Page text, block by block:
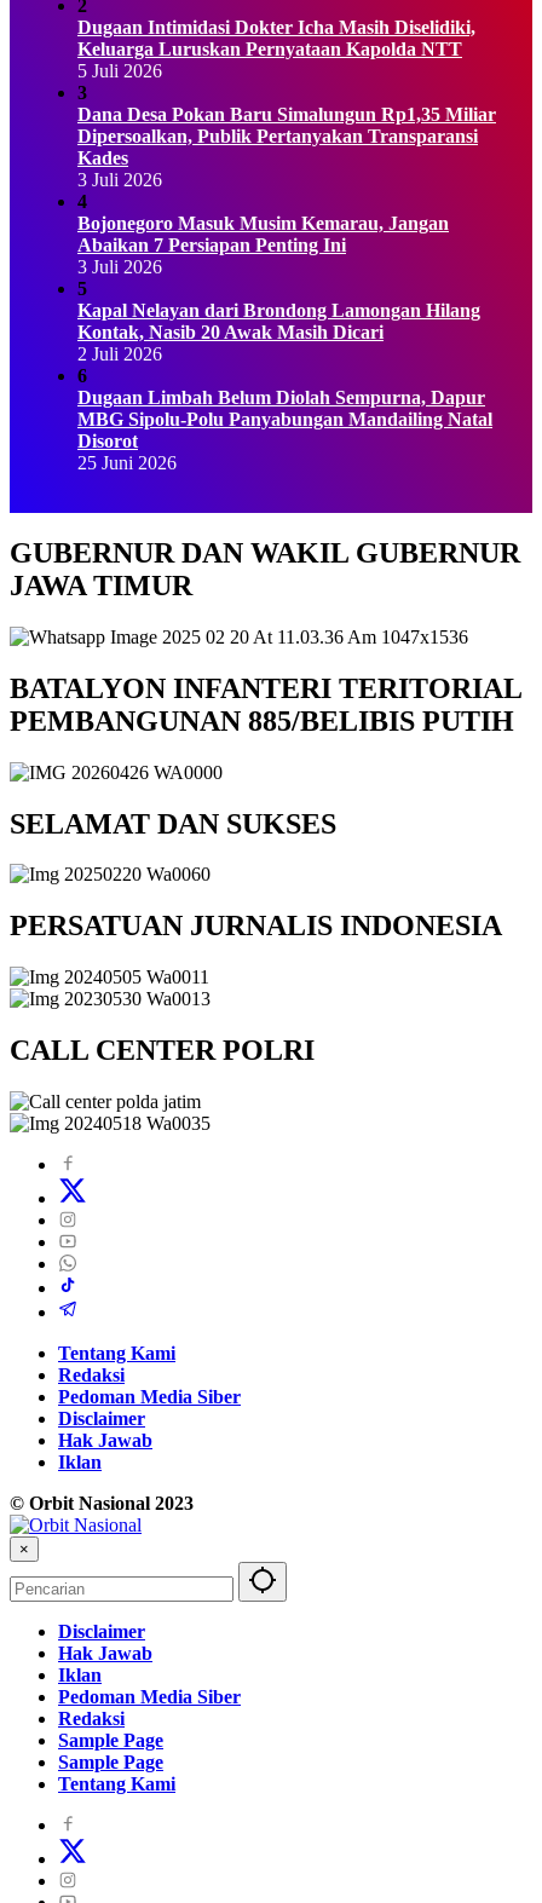
2
Dugaan Intimidasi Dokter Icha Masih Diselidiki,
Keluarga Luruskan Pernyataan Kapolda NTT
5 Juli 2026
3
Dana Desa Pokan Baru Simalungun Rp1,35 Miliar
Dipersoalkan, Publik Pertanyakan Transparansi
Kades
3 Juli 2026
4
Bojonegoro Masuk Musim Kemarau, Jangan
Abaikan 7 Persiapan Penting Ini
3 Juli 2026
5
Kapal Nelayan dari Brondong Lamongan Hilang
Kontak, Nasib 20 Awak Masih Dicari
2 Juli 2026
6
Dugaan Limbah Belum Diolah Sempurna, Dapur
MBG Sipolu-Polu Panyabungan Mandailing Natal
Disorot
25 Juni 2026
GUBERNUR DAN WAKIL GUBERNUR
JAWA TIMUR
BATALYON INFANTERI TERITORIAL
PEMBANGUNAN 885/BELIBIS PUTIH
SELAMAT DAN SUKSES
PERSATUAN JURNALIS INDONESIA
CALL CENTER POLRI
Tentang Kami
Redaksi
Pedoman Media Siber
Disclaimer
Hak Jawab
Iklan
© Orbit Nasional 2023
×
Disclaimer
Hak Jawab
Iklan
Pedoman Media Siber
Redaksi
Sample Page
Sample Page
Tentang Kami